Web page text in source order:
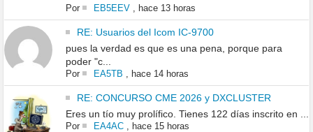
Por EB5EEV, hace 13 horas
RE: Usuarios del Icom IC-9700
pues la verdad es que es una pena, porque para
poder "c...
Por EA5TB hace 14 horas
RE: CONCURSO CME 2026 y DXCLUSTER
Eres un tío muy prolífico. Tienes 122 días inscrito en ...
Por EA4AC, hace 15 horas